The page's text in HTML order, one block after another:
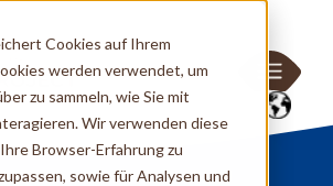
Cookies auf Ihrem
werden verwendet, um
zu sammeln, wie Sie mit
Wir verwenden diese
Browser-Erfahrung zu
sowie für Analysen und